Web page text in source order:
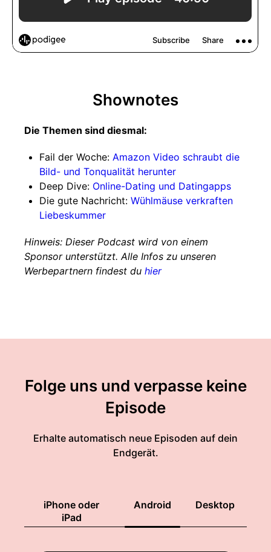
Shownotes
Die Themen sind diesmal:
Fail der Woche: Amazon Video schraubt die
Bild- und Tonqualität herunter
Deep Dive: Online-Dating und Datingapps
Die gute Nachricht: Wühlmäuse verkraften
Liebeskummer
Hinweis: Dieser Podcast wird von einem
Sponsor unterstützt. Alle Infos zu unseren
Werbepartnern findest du hier
Folge uns und verpasse keine
Episode
Erhalte automatisch neue Episoden auf dein
Endgerät.
iPhone oder
iPad
Android Desktop